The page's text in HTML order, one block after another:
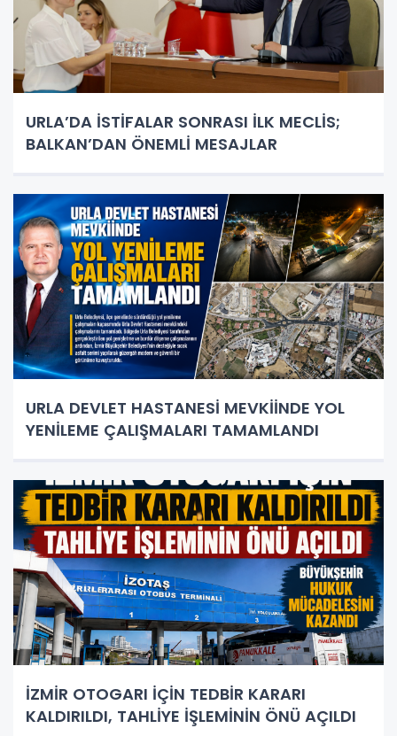
URLA’DA İSTİFALAR SONRASI İLK MECLİS;
BALKAN’DAN ÖNEMLİ MESAJLAR
URLA DEVLET HASTANESİ MEVKİİNDE YOL
YENİLEME ÇALIŞMALARI TAMAMLANDI
İZMİR OTOGARI İÇİN TEDBİR KARARI
KALDIRILDI, TAHLİYE İŞLEMİNİN ÖNÜ AÇILDI